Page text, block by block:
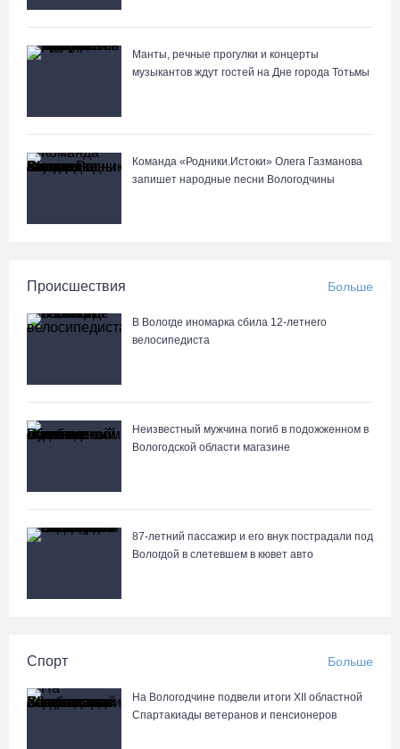
Манты, речные прогулки и концерты
музыкантов ждут гостей на Дне города Тотьмы
Команда «Родники.Истоки» Олега Газманова
запишет народные песни Вологодчины
Происшествия Больше
В Вологде иномарка сбила 12-летнего
велосипедиста
Неизвестный мужчина погиб в подожженном в
Вологодской области магазине
87-летний пассажир и его внук пострадали под
Вологдой в слетевшем в кювет авто
Спорт Больше
На Вологодчине подвели итоги XII областной
Спартакиады ветеранов и пенсионеров